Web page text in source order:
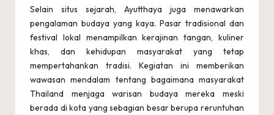
Selain situs sejarah, Ayutthaya juga menawarkan
pengalaman budaya yang kaya. Pasar tradisional dan
festival lokal menampilkan kerajinan tangan, kuliner
khas, dan kehidupan masyarakat yang tetap
mempertahankan tradisi. Kegiatan ini memberikan
wawasan mendalam tentang bagaimana masyarakat
Thailand menjaga warisan budaya mereka meski
berada di kota yang sebagian besar berupa reruntuhan